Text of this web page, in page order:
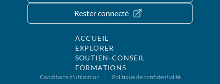
Rester connecté
ACCUEIL
EXPLORER
SOUTIEN-CONSEIL
FORMATIONS
Conditions d'utilisation Politique de confidentialité